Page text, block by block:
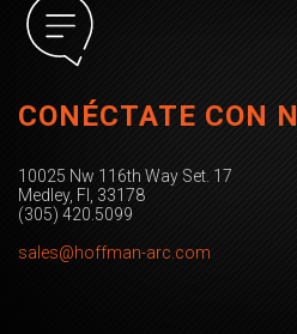
CONÉCTATE CON
10025 Nw 116th Way Set. 17
Medley, Fl, 33178
(305) 420.5099
sales@hoffman-arc.com